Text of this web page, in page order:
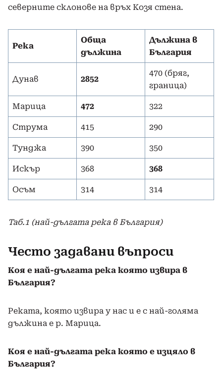
северните склонове на връх Козя стена.
Река
Обща
дължина
Дължина в
България
Дунав 2852
470 (бряг,
граница)
Марица 472 322
Струма 415 290
Тунджа 390 350
Искър 368 368
Осъм 314 314
Таб.1 (най-дългата река в България)
Често задавани въпроси
Коя е най-дългата река която извира в
България?
Реката, която извира у нас и е с най-голяма
дължина е р. Марица.
Коя е най-дългата река която е изцяло в
България?